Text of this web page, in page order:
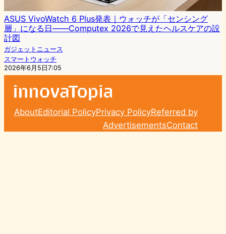
ASUS VivoWatch 6 Plus発表｜ウォッチが「センシング
層」になる日——Computex 2026で見えたヘルスケアの設
計図
ガジェットニュース
スマートウォッチ
2026年6月5日7:05
AboutEditorial PolicyPrivacy PolicyReferred by
AdvertisementsContact